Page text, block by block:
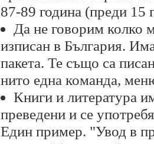
87-89 година (преди 15
Да не говорим колко
изписан в България.
пакета. Те също са
нито една команда,
Книги и литература
преведени и се
Един пример. "Увод в